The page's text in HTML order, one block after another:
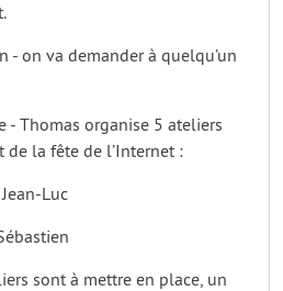
- on va demander à quelqu’un
- Thomas organise 5 ateliers
la fête de l’Internet :
Luc
sont à mettre en place, un